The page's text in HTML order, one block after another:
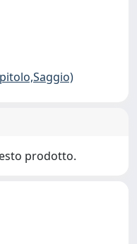
prodotto.